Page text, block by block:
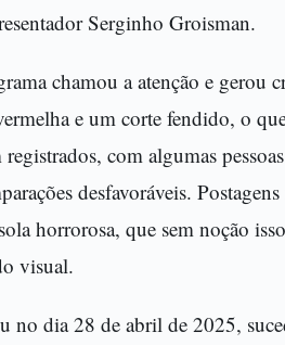
Serginho Groisman.
chamou a atenção e gerou
e um corte fendido, o
com algumas
desfavoráveis.
horrorosa, que sem noção
visual.
no dia 28 de abril de 2025,